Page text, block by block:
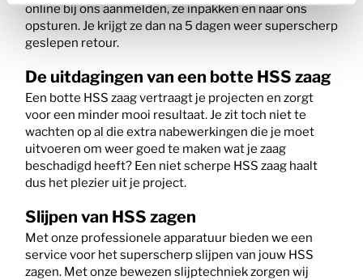
online bij ons aanmelden, ze inpakken en naar ons
opsturen. Je krijgt ze dan na 5 dagen weer superscherp
geslepen retour.
De uitdagingen van een botte HSS zaag
Een botte HSS zaag vertraagt je projecten en zorgt
voor een minder mooi resultaat. Je zit toch niet te
wachten op al die extra nabewerkingen die je moet
uitvoeren om weer goed te maken wat je zaag
beschadigd heeft? Een niet scherpe HSS zaag haalt
dus het plezier uit je project.
Slijpen van HSS zagen
Met onze professionele apparatuur bieden we een
service voor het superscherp slijpen van jouw HSS
zagen. Met onze bewezen slijptechniek zorgen wij